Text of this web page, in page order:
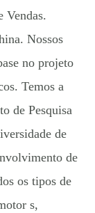
Vendas.
Nossos
no projeto
Temos a
de Pesquisa
de
de
os tipos de
s,